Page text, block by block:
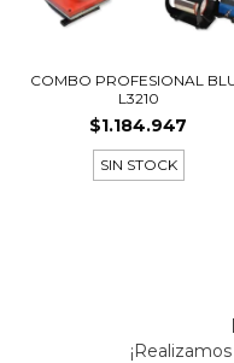
COMBO PROFESIONAL
L3210
$1.184.947
SIN STOCK